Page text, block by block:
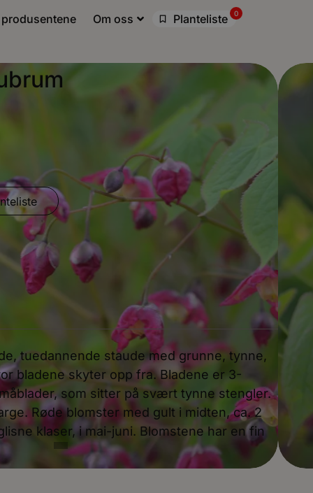
Om oss Planteliste 0
tuedannende staude med grunne, tynne,
bladene skyter opp fra. Bladene er 3-
som sitter på svært tynne stengler.
Røde blomster med gult i midten, ca. 2
klaser, i mai-juni. Blomstene har en fin